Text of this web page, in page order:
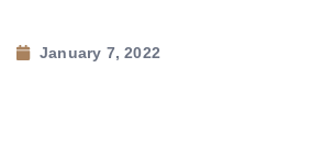
January 7, 2022